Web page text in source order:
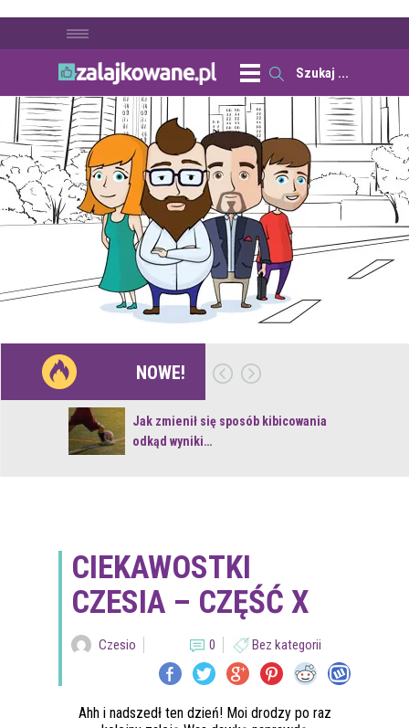
NOWE!
Jak zmienił się sposób kibicowania
odkąd wyniki…
CIEKAWOSTKI
CZESIA – CZĘŚĆ X
Czesio 0 Bez kategorii
Ahh i nadszedł ten dzień! Moi drodzy po raz